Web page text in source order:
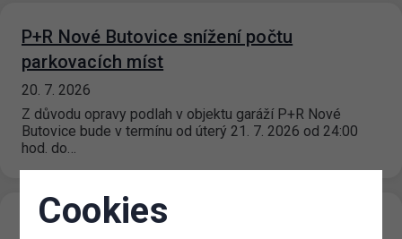
P+R Nové Butovice snížení počtu
parkovacích míst
20. 7. 2026
Z důvodu opravy podlah v objektu garáží P+R Nové
Butovice bude v termínu od úterý 21. 7. 2026 od 24:00
hod. do…
Změna režimu zón placeného stání v ulici
Cookies